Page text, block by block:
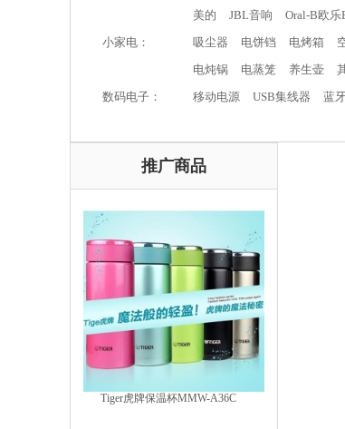
美的
JBL音响 Oral-B欧乐
小家电：
吸尘器 电饼铛 电烤箱
电炖锅
电蒸笼 养生壶
数码电子：
移动电源 USB集线器 蓝
推广商品
Tiger虎牌保温杯MMW-A36C